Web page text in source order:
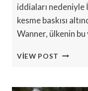
iddiaları
kesme baskısı
Wanner, ülkenin
VIEW POST GÜNEY